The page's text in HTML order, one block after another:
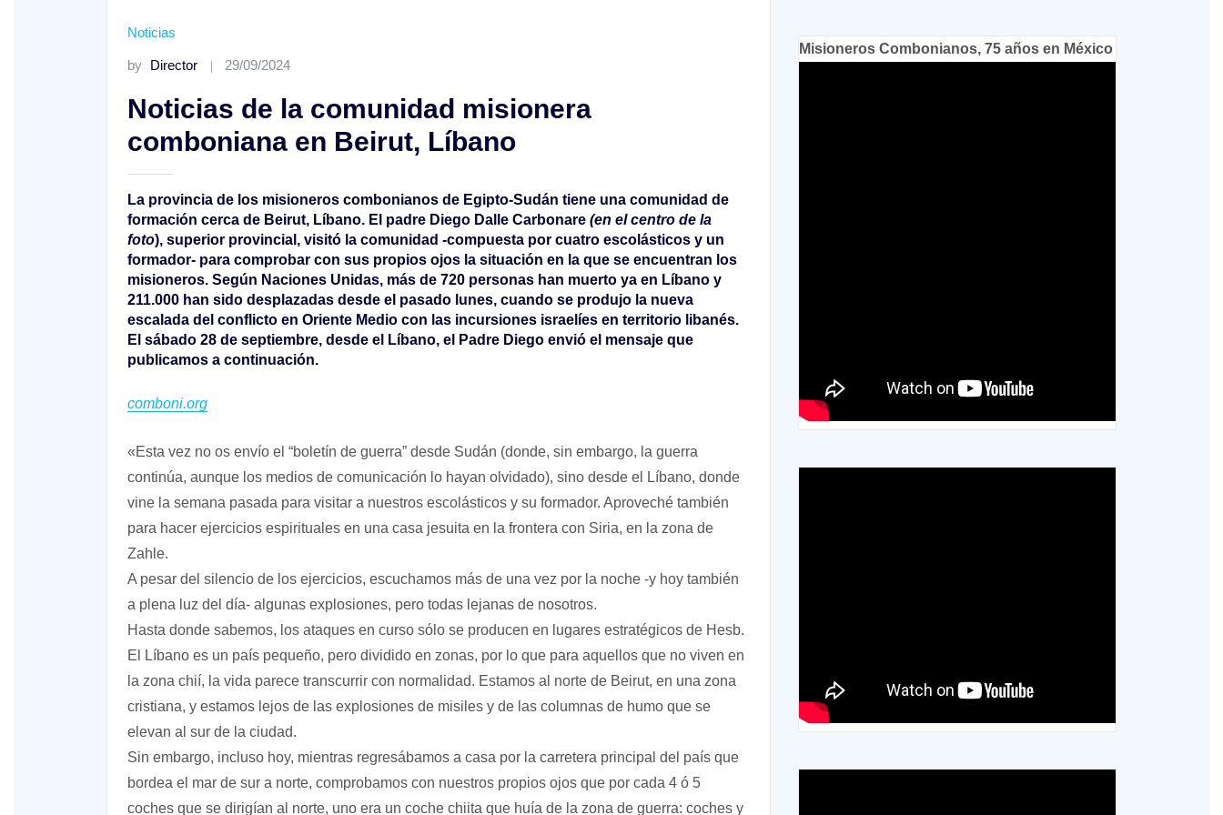
Noticias
by Director 29/09/2024
Noticias de la comunidad misionera
comboniana en Beirut, Líbano
La provincia de los misioneros combonianos de Egipto-Sudán tiene una comunidad de
formación cerca de Beirut, Líbano. El padre Diego Dalle Carbonare (en el centro de la
foto), superior provincial, visitó la comunidad -compuesta por cuatro escolásticos y un
formador- para comprobar con sus propios ojos la situación en la que se encuentran los
misioneros. Según Naciones Unidas, más de 720 personas han muerto ya en Líbano y
211.000 han sido desplazadas desde el pasado lunes, cuando se produjo la nueva
escalada del conflicto en Oriente Medio con las incursiones israelíes en territorio libanés.
El sábado 28 de septiembre, desde el Líbano, el Padre Diego envió el mensaje que
publicamos a continuación.
comboni.org
«Esta vez no os envío el “boletín de guerra” desde Sudán (donde, sin embargo, la guerra
continúa, aunque los medios de comunicación lo hayan olvidado), sino desde el Líbano, donde
vine la semana pasada para visitar a nuestros escolásticos y su formador. Aproveché también
para hacer ejercicios espirituales en una casa jesuita en la frontera con Siria, en la zona de
Zahle.
A pesar del silencio de los ejercicios, escuchamos más de una vez por la noche -y hoy también
a plena luz del día- algunas explosiones, pero todas lejanas de nosotros.
Hasta donde sabemos, los ataques en curso sólo se producen en lugares estratégicos de Hesb.
El Líbano es un país pequeño, pero dividido en zonas, por lo que para aquellos que no viven en
la zona chií, la vida parece transcurrir con normalidad. Estamos al norte de Beirut, en una zona
cristiana, y estamos lejos de las explosiones de misiles y de las columnas de humo que se
elevan al sur de la ciudad.
Sin embargo, incluso hoy, mientras regresábamos a casa por la carretera principal del país que
bordea el mar de sur a norte, comprobamos con nuestros propios ojos que por cada 4 ó 5
coches que se dirigían al norte, uno era un coche chiita que huía de la zona de guerra: coches y
Misioneros Combonianos, 75 años en México